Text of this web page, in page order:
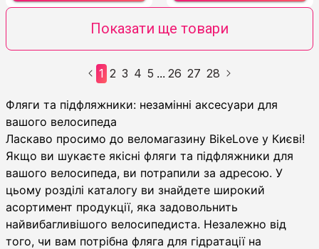
Показати ще товари
1 2 3 4 5 ... 26 27 28
Фляги та підфляжники
Фляги та підфляжники: незамінні аксесуари для
вашого велосипеда
Ласкаво просимо до веломагазину BikeLove у Києві!
Якщо ви шукаєте якісні фляги та підфляжники для
вашого велосипеда, ви потрапили за адресою. У
цьому розділі каталогу ви знайдете широкий
асортимент продукції, яка задовольнить
найвибагливішого велосипедиста. Незалежно від
того, чи вам потрібна фляга для гідратації на